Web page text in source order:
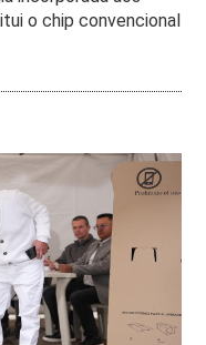
o chip convencional